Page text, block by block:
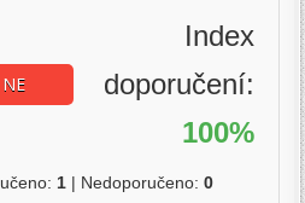
NE
Index
doporučení:
100%
1 | Nedoporučeno:0